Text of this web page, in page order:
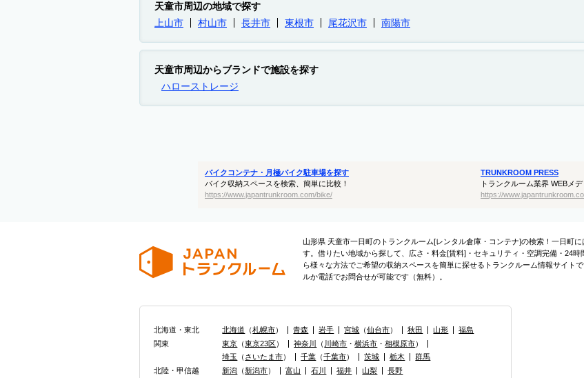
天童市周辺の地域で探す
上山市
村山市 長井市 東根市 尾花沢市 南陽市
天童市周辺からブランドで施設を探す
ハローストレージ
バイクコンテナ・月極バイク駐車場を探す
バイク収納スペースを検索、簡単に比較！
https://www.japantrunkroom.com/bike/
TRUNKROOM PRESS
トランクルーム業界 WEBメ
https://
山形県 天童市一日町のトランクルーム[レンタル倉庫・コンテナ]の検索！一日町
す。借りたい地域から探して、広さ・料金[賃料]・セキュリティ・空調完備・24
ら様々な方法でご希望の収納スペースを簡単に探せるトランクルーム情報サイト
ルか電話でお問合せが可能です（無料）。
北海道・東北 北海道 （札幌市） 青森 岩手 宮城 （仙台市） 秋田 山形
福島
関東
東京 （東京23区） 神奈川 （ 川崎市 ・横浜市 ・相模原市）
埼玉
（さいたま市） 千葉 （千葉市） 茨城 栃木
群馬
北陸・甲信越
新潟 （新潟市） 富山 石川 福井 山梨 長野